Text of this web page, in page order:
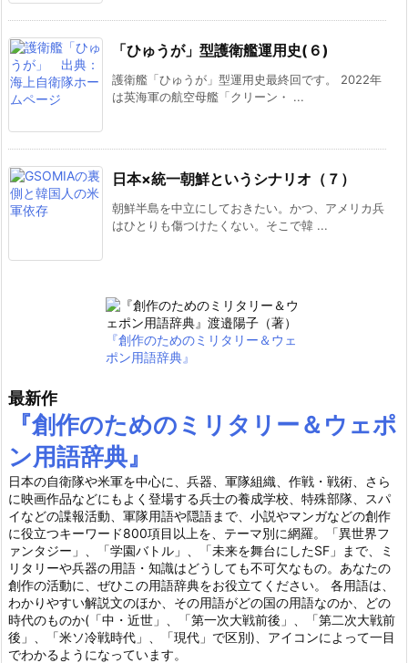
「ひゅうが」型護衛艦運用史(６)
護衛艦「ひゅうが」型運用史最終回です。 2022年
は英海軍の航空母艦「クリーン・ ...
日本×統一朝鮮というシナリオ（７）
朝鮮半島を中立にしておきたい。かつ、アメリカ兵
はひとりも傷つけたくない。そこで韓 ...
『創作のためのミリタリー＆ウェ
ポン用語辞典』
最新作
『創作のためのミリタリー＆ウェポ
ン用語辞典』
日本の自衛隊や米軍を中心に、兵器、軍隊組織、作戦・戦術、さら
に映画作品などにもよく登場する兵士の養成学校、特殊部隊、スパ
イなどの諜報活動、軍隊用語や隠語まで、小説やマンガなどの創作
に役立つキーワード800項目以上を、テーマ別に網羅。「異世界フ
ァンタジー」、「学園バトル」、「未来を舞台にしたSF」まで、ミ
リタリーや兵器の用語・知識はどうしても不可欠なもの。あなたの
創作の活動に、ぜひこの用語辞典をお役立てください。 各用語は、
わかりやすい解説文のほか、その用語がどの国の用語なのか、どの
時代のものか(「中・近世」、「第一次大戦前後」、「第二次大戦前
後」、「米ソ冷戦時代」、「現代」で区別)、アイコンによって一目
でわかるようになっています。